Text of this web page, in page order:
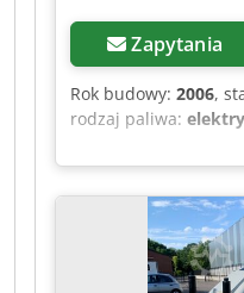
Zapytania
Rok budowy: 2006,
rodzaj paliwa:
CLUBCAR
2006 z ładowarką
WhatsApp. Stały
stronę internetową.
Van de Wert Trading
magazynowe